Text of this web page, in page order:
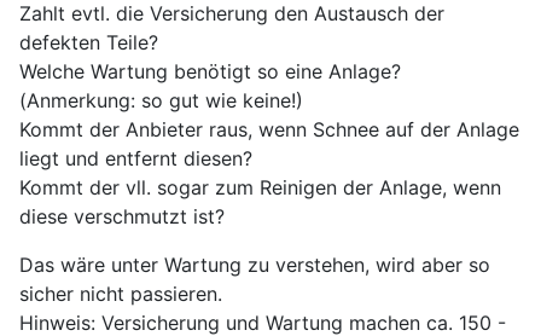
Zahlt evtl. die Versicherung den Austausch der
defekten Teile?
Welche Wartung benötigt so eine Anlage?
(Anmerkung: so gut wie keine!)
Kommt der Anbieter raus, wenn Schnee auf der Anlage
liegt und entfernt diesen?
Kommt der vll. sogar zum Reinigen der Anlage, wenn
diese verschmutzt ist?
Das wäre unter Wartung zu verstehen, wird aber so
sicher nicht passieren.
Hinweis: Versicherung und Wartung machen ca. 150 -